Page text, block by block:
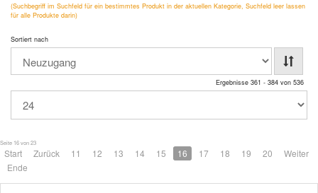
(Suchbegriff im Suchfeld für ein bestimmtes Produkt in der aktuellen Kategorie, Suchfeld leer lassen
für alle Produkte darin)
Sortiert nach
Ergebnisse 361 - 384 von 536
Seite 16 von 23
Start Zurück 11 12 13 14 15 16 17 18 19 20
Weiter
Ende